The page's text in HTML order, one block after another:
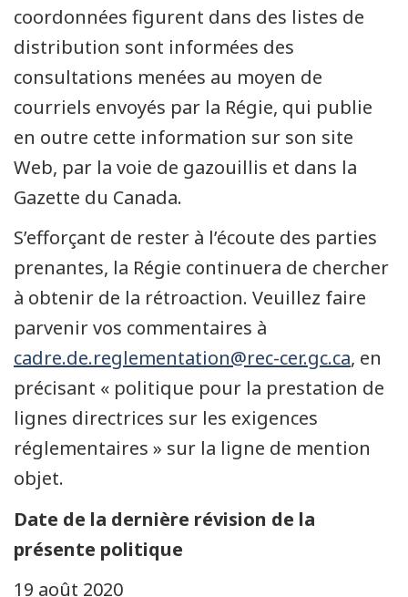
coordonnées figurent dans des listes de
distribution sont informées des
consultations menées au moyen de
courriels envoyés par la Régie, qui publie
en outre cette information sur son site
Web, par la voie de gazouillis et dans la
Gazette du Canada.
S’efforçant de rester à l’écoute des parties
prenantes, la Régie continuera de chercher
à obtenir de la rétroaction. Veuillez faire
parvenir vos commentaires à
cadre.de.reglementation@rec-cer.gc.ca, en
précisant « politique pour la prestation de
lignes directrices sur les exigences
réglementaires » sur la ligne de mention
objet.
Date de la dernière révision de la
présente politique
19 août 2020